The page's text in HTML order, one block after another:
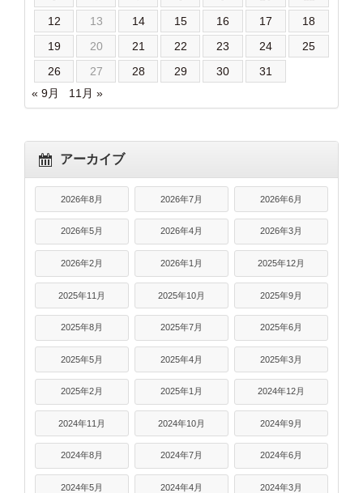
12
13 14 15 16 17
18
19
20 21 22 23 24
25
26
27 28 29 30
31
« 9月
11月 »
アーカイブ
2026年8月 2026年7月 2026年6月
2026年5月 2026年4月 2026年3月
2026年2月 2026年1月 2025年12月
2025年11月 2025年10月 2025年9月
2025年8月 2025年7月 2025年6月
2025年5月 2025年4月 2025年3月
2025年2月 2025年1月 2024年12月
2024年11月 2024年10月 2024年9月
2024年8月 2024年7月 2024年6月
2024年5月 2024年4月 2024年3月